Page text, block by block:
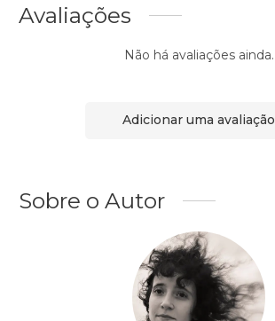
Avaliações
Não há avaliações ainda.
Adicionar uma avaliação
Sobre o Autor